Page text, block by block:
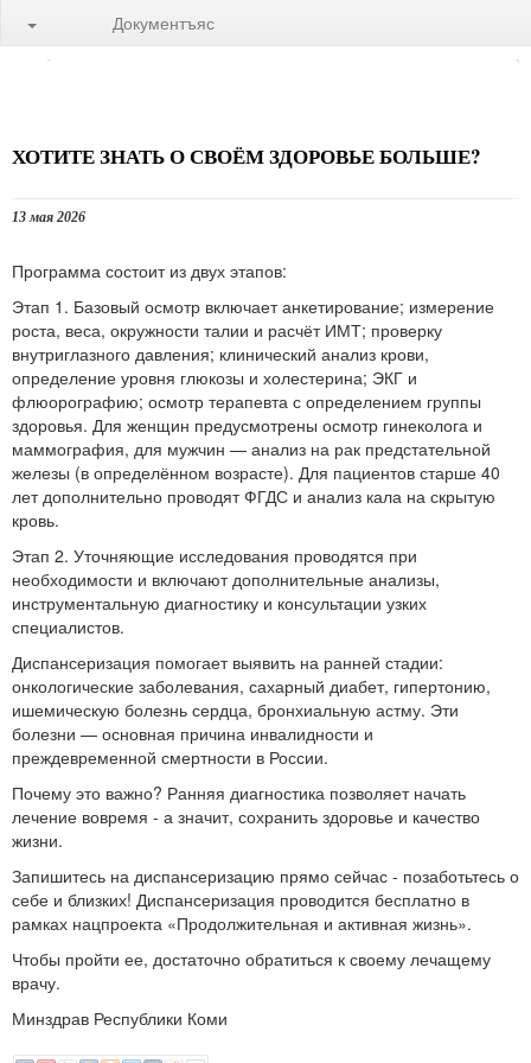
Документъяс
ХОТИТЕ ЗНАТЬ О СВОЁМ ЗДОРОВЬЕ БОЛЬШЕ?
13 мая 2026
Программа состоит из двух этапов:
Этап 1. Базовый осмотр включает анкетирование; измерение
роста, веса, окружности талии и расчёт ИМТ; проверку
внутриглазного давления; клинический анализ крови,
определение уровня глюкозы и холестерина; ЭКГ и
флюорографию; осмотр терапевта с определением группы
здоровья. Для женщин предусмотрены осмотр гинеколога и
маммография, для мужчин — анализ на рак предстательной
железы (в определённом возрасте). Для пациентов старше 40
лет дополнительно проводят ФГДС и анализ кала на скрытую
кровь.
Этап 2. Уточняющие исследования проводятся при
необходимости и включают дополнительные анализы,
инструментальную диагностику и консультации узких
специалистов.
Диспансеризация помогает выявить на ранней стадии:
онкологические заболевания, сахарный диабет, гипертонию,
ишемическую болезнь сердца, бронхиальную астму. Эти
болезни — основная причина инвалидности и
преждевременной смертности в России.
Почему это важно? Ранняя диагностика позволяет начать
лечение вовремя - а значит, сохранить здоровье и качество
жизни.
Запишитесь на диспансеризацию прямо сейчас - позаботьтесь о
себе и близких! Диспансеризация проводится бесплатно в
рамках нацпроекта «Продолжительная и активная жизнь».
Чтобы пройти ее, достаточно обратиться к своему лечащему
врачу.
Минздрав Республики Коми